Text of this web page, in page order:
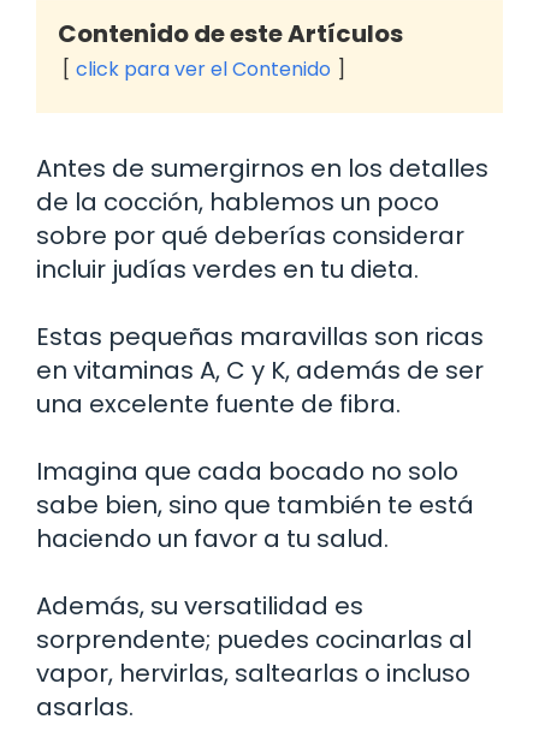
Contenido de este Artículos
click para ver el Contenido
Antes de sumergirnos en los detalles
de la cocción, hablemos un poco
sobre por qué deberías considerar
incluir judías verdes en tu dieta.
Estas pequeñas maravillas son ricas
en vitaminas A, C y K, además de ser
una excelente fuente de fibra.
Imagina que cada bocado no solo
sabe bien, sino que también te está
haciendo un favor a tu salud.
Además, su versatilidad es
sorprendente; puedes cocinarlas al
vapor, hervirlas, saltearlas o incluso
asarlas.